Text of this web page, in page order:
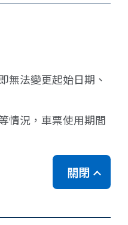
無法變更起始日期、
情況，車票使用期間
關閉